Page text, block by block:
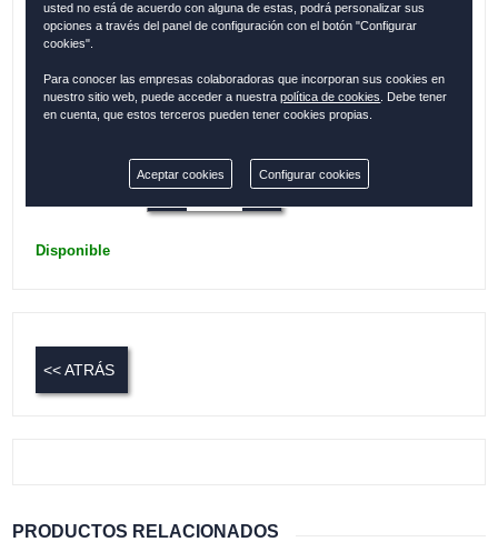
Referencia: MEN1211
única
Disponible
<< ATRÁS
PRODUCTOS RELACIONADOS
usted no está de acuerdo con alguna de estas, podrá personalizar sus
opciones a través del panel de configuración con el botón "Configurar
cookies".
Para conocer las empresas colaboradoras que incorporan sus cookies en
nuestro sitio web, puede acceder a nuestrapolítica de cookies
. Debe tener
en cuenta, que estos terceros pueden tener cookies propias.
Aceptar cookies Configurar cookies